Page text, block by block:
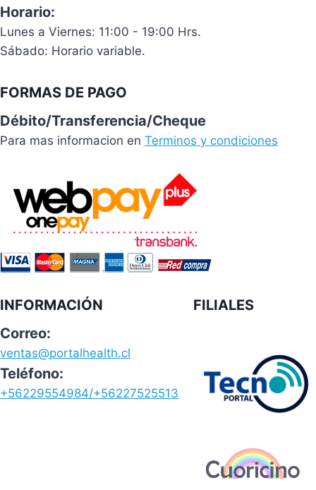
Horario:
Lunes a Viernes: 11:00 - 19:00 Hrs.
Sábado: Horario variable.
FORMAS DE PAGO
Débito/Transferencia/Cheque
Para mas informacion en Terminos y condiciones
INFORMACIÓN
Correo:
ventas@portalhealth.cl
Teléfono:
+56229554984/+56227525513
FILIALES